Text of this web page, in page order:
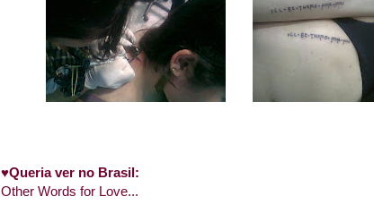
♥Queria ver no Brasil:
Other Words for Love...